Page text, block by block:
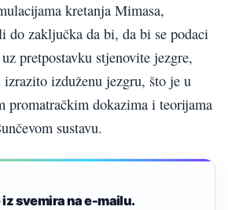
kretanja Mimasa,
do zaključka da bi, da bi se podaci
pretpostavku stjenovite jezgre,
izduženu jezgru, što je u
promatračkim dokazima i teorijama
sustavu.
svemira na e-mailu.